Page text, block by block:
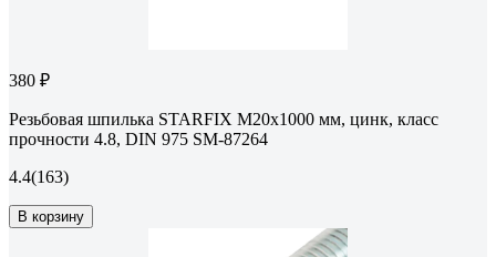
380 ₽
Резьбовая шпилька STARFIX М20х1000 мм, цинк, класс
прочности 4.8, DIN 975 SM-87264
4.4(163)
В корзину